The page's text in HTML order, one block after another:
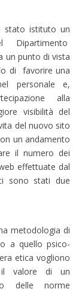
stato istituto un
un punto di vista
di favorire una
personale e,
alla
visibilità del
del nuovo sito
un andamento
il numero dei
effettuate dal
sono stati due
metodologia di
a quello psico-
etica vogliono
il valore di un
delle norme